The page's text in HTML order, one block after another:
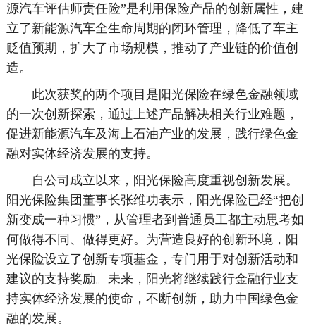
源汽车评估师责任险”是利用保险产品的创新属性，建
立了新能源汽车全生命周期的闭环管理，降低了车主
贬值预期，扩大了市场规模，推动了产业链的价值创
造。
此次获奖的两个项目是阳光保险在绿色金融领域
的一次创新探索，通过上述产品解决相关行业难题，
促进新能源汽车及海上石油产业的发展，践行绿色金
融对实体经济发展的支持。
自公司成立以来，阳光保险高度重视创新发展。
阳光保险集团董事长张维功表示，阳光保险已经“把创
新变成一种习惯”，从管理者到普通员工都主动思考如
何做得不同、做得更好。为营造良好的创新环境，阳
光保险设立了创新专项基金，专门用于对创新活动和
建议的支持奖励。未来，阳光将继续践行金融行业支
持实体经济发展的使命，不断创新，助力中国绿色金
融的发展。